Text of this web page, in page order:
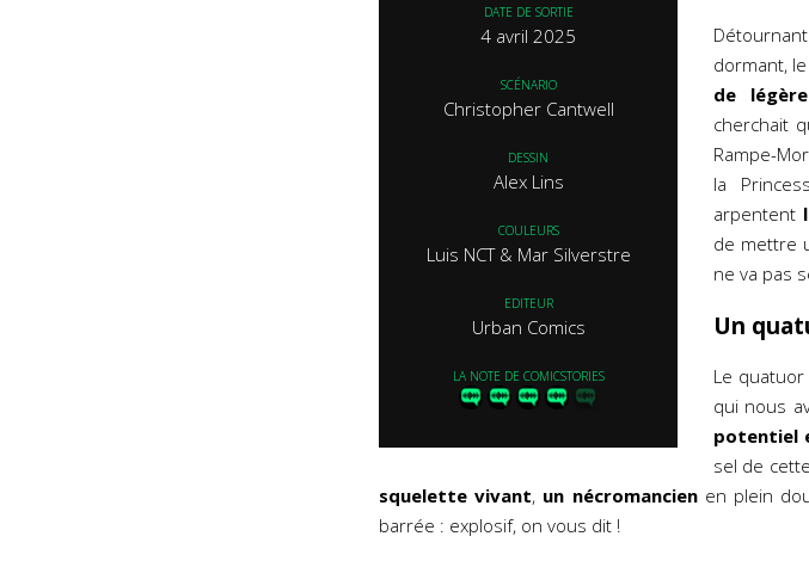
DATE DE SORTIE
4 avril 2025
SCÉNARIO
Christopher Cantwell
DESSIN
Alex Lins
COULEURS
Luis NCT & Mar Silverstre
EDITEUR
Urban Comics
LA NOTE DE COMICSTORIES
Détournant
dormant,
de
cherchait
Rampe-
la
arpentent
de mettre
ne va pas
Un
Le
qui nous
potentiel
sel de
squelette vivant, un nécromancienen plein
barrée : explosif, on vous dit !